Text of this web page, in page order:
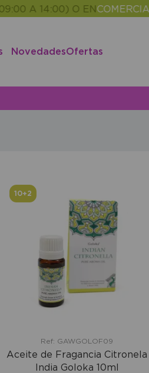
14:00) O EN
NovedadesOfertas
10+2
Ref: GAWGOLOF09
Aceite de Fragancia Citronela
India Goloka 10ml